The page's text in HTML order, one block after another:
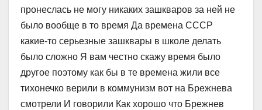
пронеслась не могу никаких зашкваров за ней не
было вообще в то время Да времена СССР
какие-то серьезные зашквары в школе делать
было сложно Я вам честно скажу время было
другое поэтому как бы в те времена жили все
тихонечко верили в коммунизм вот на Брежнева
смотрели И говорили Как хорошо что Брежнев